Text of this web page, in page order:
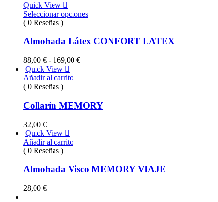
Quick View
Seleccionar opciones
( 0 Reseñas )
Almohada Látex CONFORT LATEX
88,00 € - 169,00 €Rango
hasta
169,00 €
Quick View
Añadir al carrito
( 0 Reseñas )
Collarín MEMORY
32,00 €
Quick View
Añadir al carrito
( 0 Reseñas )
Almohada Visco MEMORY VIAJE
28,00 €